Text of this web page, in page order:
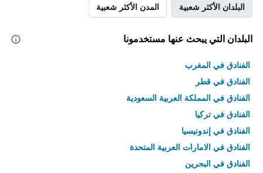
البلدان الأكثر شعبية المدن الأكثر شعبية
البلدان التي يبحث عنها مستخدمونا
الفنادق في المغرب
الفنادق في قطر
الفنادق في المملكة العربية السعودية
الفنادق في تركيا
الفنادق في إندونيسيا
الفنادق في الامارات العربية المتحدة
الفنادق في البحرين